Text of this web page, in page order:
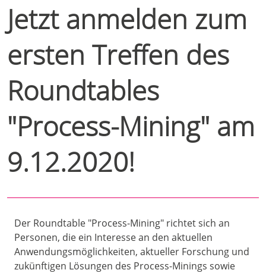
Jetzt anmelden zum
ersten Treffen des
Roundtables
"Process-Mining" am
9.12.2020!
Der Roundtable "Process-Mining" richtet sich an
Personen, die ein Interesse an den aktuellen
Anwendungsmöglichkeiten, aktueller Forschung und
zukünftigen Lösungen des Process-Minings sowie